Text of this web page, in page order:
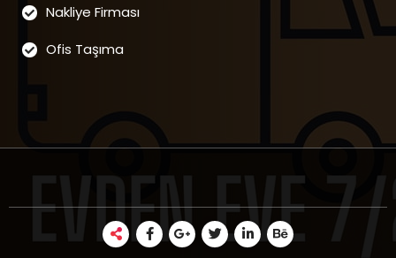
Nakliye Firması
Ofis Taşıma